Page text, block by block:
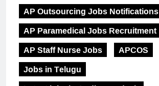
AP Outsourcing Jobs Notifications
AP Paramedical Jobs Recruitment
AP Staff Nurse Jobs
APCOS
Jobs in Telugu